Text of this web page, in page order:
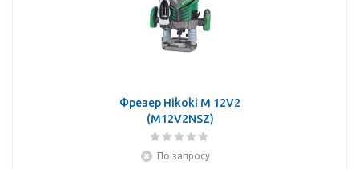
Фрезер Hikoki M 12V2
(M12V2NSZ)
По запросу